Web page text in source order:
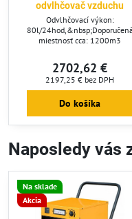
odvlhčovač vzduchu
Odvlhčovací výkon:
80l/24hod,&nbsp;Doporučená
miestnosť cca: 1200m3
2702,62 €
2197,25 € bez DPH
Do košíka
Naposledy vás
Na sklade
Akcia